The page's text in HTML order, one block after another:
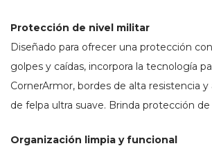
Protección de nivel militar
Diseñado para ofrecer una protección
golpes y caídas, incorpora la tecnología
CornerArmor, bordes de alta resistencia
de felpa ultra suave. Brinda protección
Organización limpia y funcional